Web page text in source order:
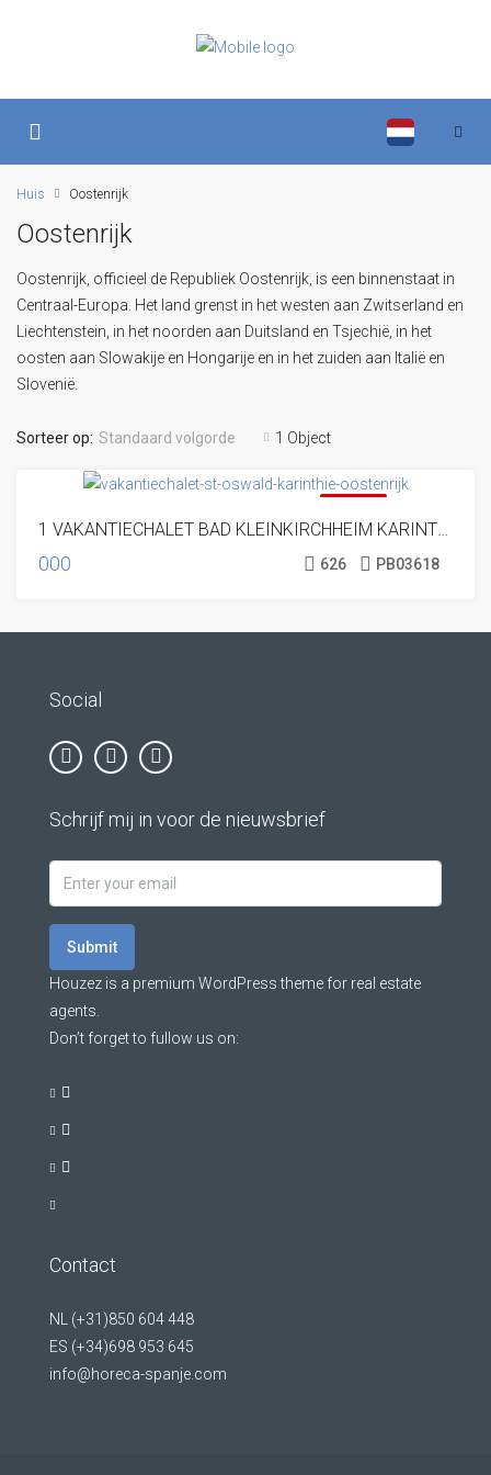
Huis Oostenrijk
Oostenrijk
Oostenrijk, officieel de Republiek Oostenrijk, is een binnenstaat in
Centraal-Europa. Het land grenst in het westen aan Zwitserland en
Liechtenstein, in het noorden aan Duitsland en Tsjechië, in het
oosten aan Slowakije en Hongarije en in het zuiden aan Italië en
Slovenië.
1 Object
Sorteer op: Standaard volgorde
1 VAKANTIECHALET BAD KLEINKIRCHHEIM KARINTHIE OOSTENRIJK
000 626 PB03618
Social
Schrijf mij in voor de nieuwsbrief
Submit
Houzez is a premium WordPress theme for real estate
agents.
Don’t forget to fullow us on:
Contact
NL (+31)850 604 448
ES (+34)698 953 645
info@horeca-spanje.com